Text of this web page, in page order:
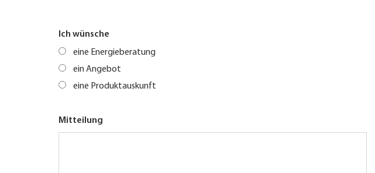
Ich wünsche
eine Energieberatung
ein Angebot
eine Produktauskunft
Mitteilung